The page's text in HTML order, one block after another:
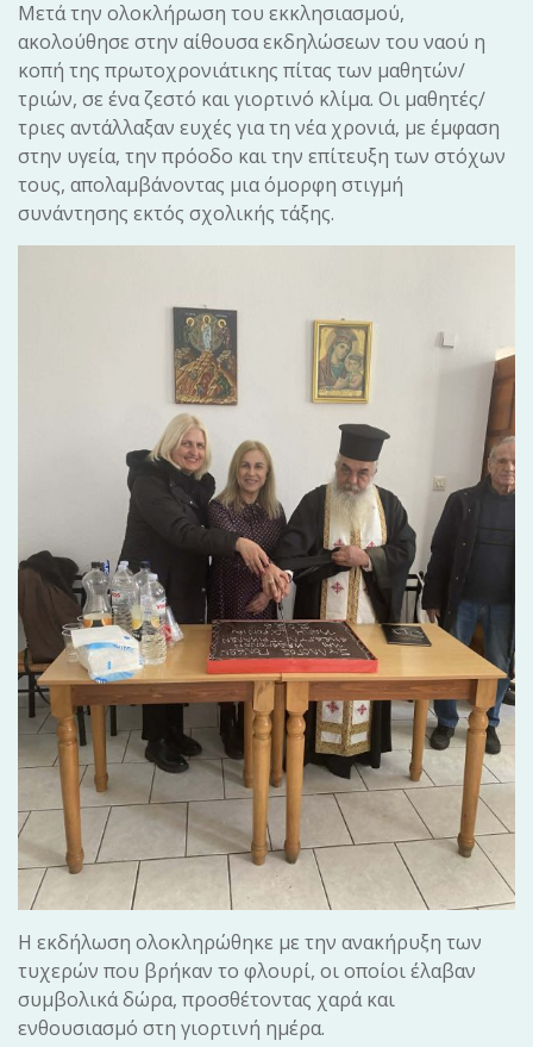
Μετά την ολοκλήρωση του εκκλησιασμού,
ακολούθησε στην αίθουσα εκδηλώσεων του ναού η
κοπή της πρωτοχρονιάτικης πίτας των μαθητών/
τριών, σε ένα ζεστό και γιορτινό κλίμα. Οι μαθητές/
τριες αντάλλαξαν ευχές για τη νέα χρονιά, με έμφαση
στην υγεία, την πρόοδο και την επίτευξη των στόχων
τους, απολαμβάνοντας μια όμορφη στιγμή
συνάντησης εκτός σχολικής τάξης.
Η εκδήλωση ολοκληρώθηκε με την ανακήρυξη των
τυχερών που βρήκαν το φλουρί, οι οποίοι έλαβαν
συμβολικά δώρα, προσθέτοντας χαρά και
ενθουσιασμό στη γιορτινή ημέρα.